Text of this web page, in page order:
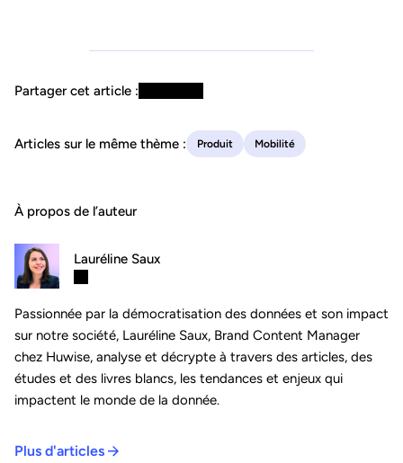
Partager cet article :
Articles sur le même thème : Produit Mobilité
À propos de l’auteur
Lauréline Saux
Passionnée par la démocratisation des données et son impact
sur notre société, Lauréline Saux, Brand Content Manager
chez Huwise, analyse et décrypte à travers des articles, des
études et des livres blancs, les tendances et enjeux qui
impactent le monde de la donnée.
Plus d'articles